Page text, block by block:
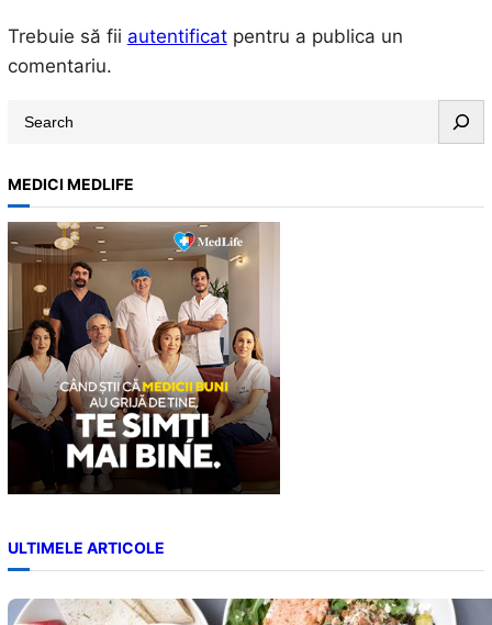
Trebuie să fii autentificatpentru a publica un
comentariu.
r
c
h
MEDICI MEDLIFE
ULTIMELE ARTICOLE